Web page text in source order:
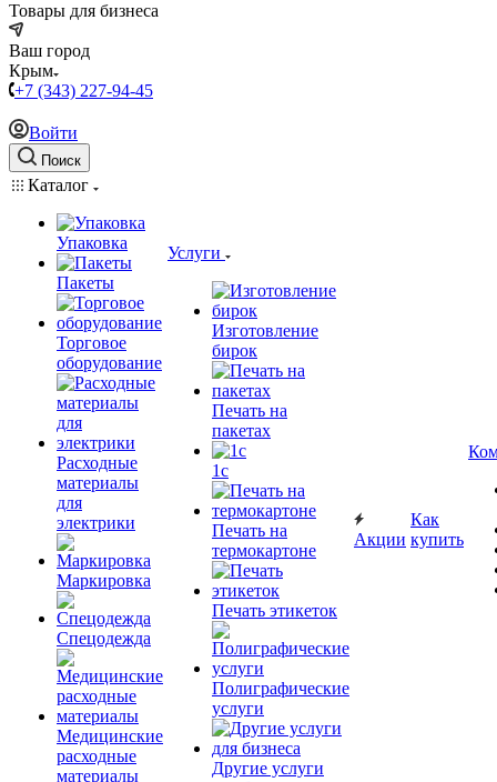
Товары для бизнеса
Ваш город
Крым
+7 (343) 227-94-45
Войти
Поиск
Каталог
Упаковка
Пакеты
Торговое
оборудование
Расходные
материалы
для
электрики
Маркировка
Спецодежда
Медицинские
расходные
материалы
Услуги
Изготовление
бирок
Печать на
пакетах
1c
Печать на
термокартоне
Печать этикеток
Полиграфические
услуги
Другие услуги
Акции
Как
купить